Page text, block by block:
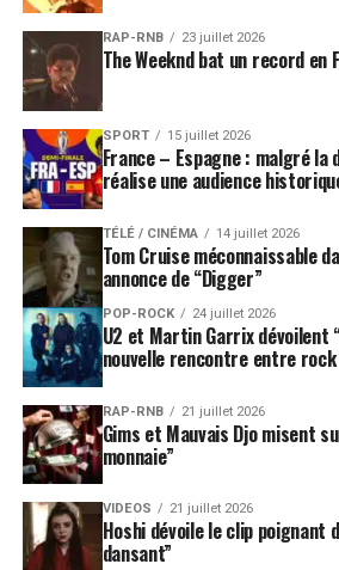
RAP-RNB 23 juillet 2026
The Weeknd bat un record en
SPORT 15 juillet 2026
France – Espagne : malgré la
réalise une audience
TÉLÉ / CINÉMA 14 juillet 2026
Tom Cruise méconnaissable
annonce de “Digger”
POP-ROCK 24 juillet 2026
U2 et Martin Garrix dévoilent
nouvelle rencontre entre
RAP-RNB 21 juillet 2026
Gims et Mauvais Djo misent
monnaie”
VIDEOS 21 juillet 2026
Hoshi dévoile le clip poignant
dansant”